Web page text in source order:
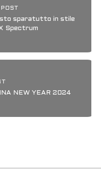
POST
sparatutto in stile
Spectrum
NEW YEAR 2024